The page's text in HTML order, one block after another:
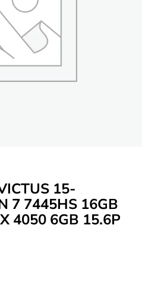
15-
7 7445HS 16GB
4050 6GB 15.6P